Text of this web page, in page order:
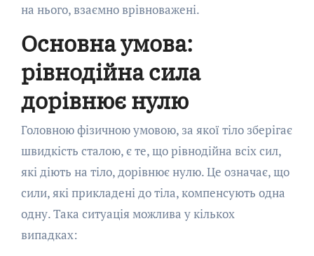
на нього, взаємно врівноважені.
Основна умова:
рівнодійна сила
дорівнює нулю
Головною фізичною умовою, за якої тіло зберігає
швидкість сталою, є те, що рівнодійна всіх сил,
які діють на тіло, дорівнює нулю. Це означає, що
сили, які прикладені до тіла, компенсують одна
одну. Така ситуація можлива у кількох
випадках: